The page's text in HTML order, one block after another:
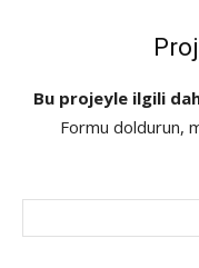
Bu projeyle ilgili
Formu doldurun,